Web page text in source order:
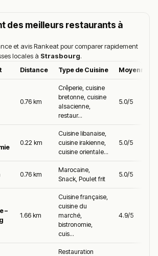
des meilleurs restaurants à
et avis Rankeat pour comparer rapidement
locales à Strasbourg.
Distance Type de Cuisine Moyenne
0.76 km
Crêperie, cuisine
bretonne, cuisine
alsacienne,
restaur...
5.0/5
0.22 km
Cuisine libanaise,
cuisine irakienne,
cuisine orientale...
5.0/5
0.76 km
Marocaine,
Snack, Poulet frit
5.0/5
–
1.66 km
Cuisine française,
cuisine du
marché,
bistronomie,
cuis...
4.9/5
Restauration